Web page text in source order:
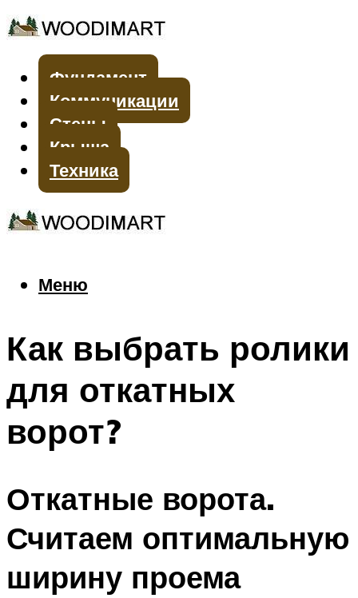
Фундамент
Коммуникации
Стены
Крыша
Техника
Меню
Меню
Как выбрать ролики
для откатных
ворот?
Откатные ворота.
Считаем оптимальную
ширину проема